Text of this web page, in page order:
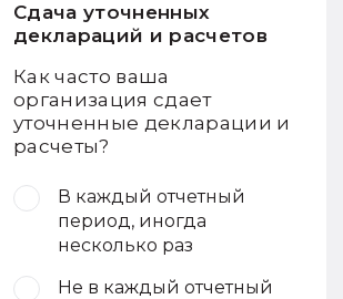
Сдача уточненных
деклараций и расчетов
Как часто ваша
организация сдает
уточненные декларации и
расчеты?
В каждый отчетный
период, иногда
несколько раз
Не в каждый отчетный